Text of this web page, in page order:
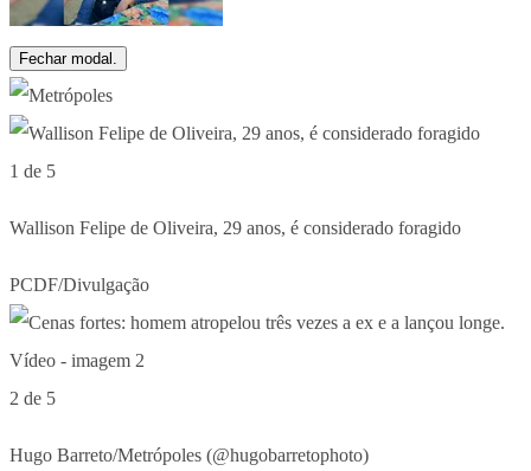
Fechar modal.
1 de 5
Wallison Felipe de Oliveira, 29 anos, é considerado foragido
PCDF/Divulgação
2 de 5
Hugo Barreto/Metrópoles (@hugobarretophoto)